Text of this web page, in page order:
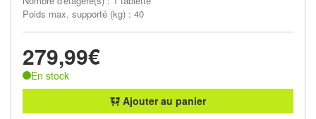
Poids max. supporté (kg) : 40
279,99€
En stock
Ajouter au panier